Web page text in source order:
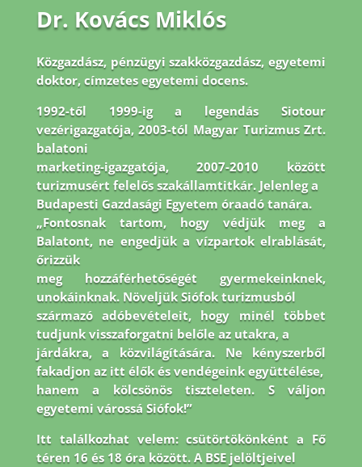
Dr. Kovács Miklós
Közgazdász, pénzügyi szakközgazdász, egyetemi
doktor, címzetes egyetemi docens.
1992-től 1999-ig a legendás Siotour
vezérigazgatója, 2003-tól Magyar Turizmus Zrt.
balatoni
marketing-igazgatója, 2007-2010 között
turizmusért felelős szakállamtitkár. Jelenleg a
Budapesti Gazdasági Egyetem óraadó tanára.
„Fontosnak tartom, hogy védjük meg a
Balatont, ne engedjük a vízpartok elrablását,
őrizzük
meg hozzáférhetőségét gyermekeinknek,
unokáinknak. Növeljük Siófok turizmusból
származó adóbevételeit, hogy minél többet
tudjunk visszaforgatni belőle az utakra, a
járdákra, a közvilágítására. Ne kényszerből
fakadjon az itt élők és vendégeink együttélése,
hanem a kölcsönös tiszteleten. S váljon
egyetemi várossá Siófok!”
Itt találkozhat velem: csütörtökönként a Fő
téren 16 és 18 óra között. A BSE jelöltjeivel